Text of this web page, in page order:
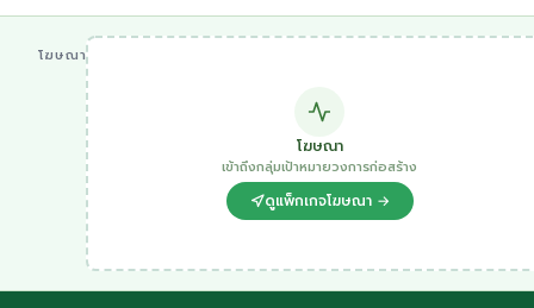
โฆษณา
โฆษณา
เข้าถึงกลุ่มเป้าหมายวงการก่อสร้าง
ดูแพ็กเกจโฆษณา →